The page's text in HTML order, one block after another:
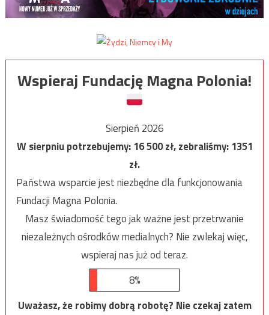
Wspieraj Fundację Magna Polonia!
Sierpień 2026
W sierpniu potrzebujemy:16 500zł, zebraliśmy:1351
zł.
Państwa wsparcie jest niezbędne dla funkcjonowania
Fundacji Magna Polonia.
Masz świadomość tego jak ważne jest przetrwanie
niezależnych ośrodków medialnych? Nie zwlekaj więc,
wspieraj nas już od teraz.
8%
Uważasz, że robimy dobrą robotę? Nie czekaj zatem